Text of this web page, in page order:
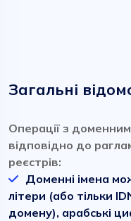
Загальні
Операції з
відповідно до
реєстрів:
Доменні імена
літери (або тільки
домену), арабські